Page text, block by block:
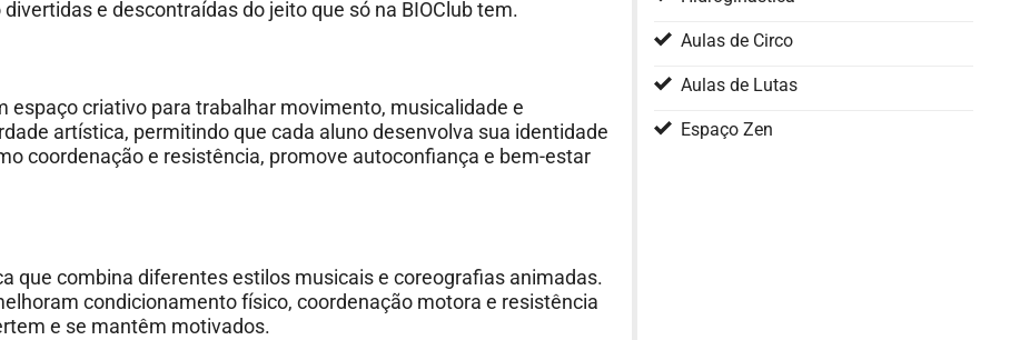
e descontraídas do jeito que só na BIOClub tem.
espaço criativo para trabalhar movimento, musicalidade e
artística, permitindo que cada aluno desenvolva sua identidade
coordenação e resistência, promove autoconfiança e bem-estar
que combina diferentes estilos musicais e coreografias animadas.
condicionamento físico, coordenação motora e resistência
e se mantêm motivados.
Aulas de Circo
Aulas de Lutas
Espaço Zen